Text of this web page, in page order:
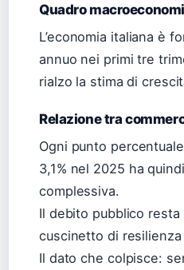
Quadro
L’economia italiana è
annuo nei primi tre
rialzo la stima di
Relazione tra
Ogni punto
3,1% nel 2025 ha
complessiva.
Il debito pubblico resta
cuscinetto di
Il dato che colpisce: